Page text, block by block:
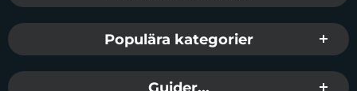
Populära kategorier
Guider...